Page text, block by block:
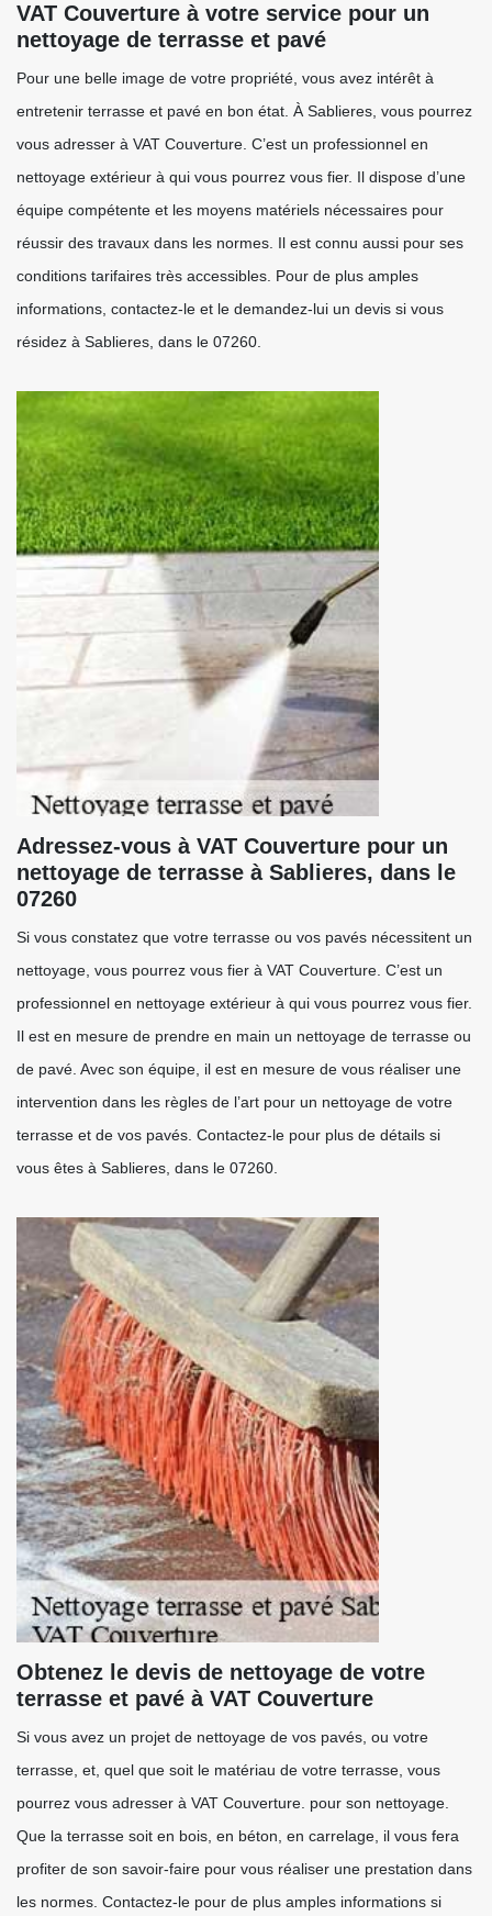
VAT Couverture à votre service pour un
nettoyage de terrasse et pavé
Pour une belle image de votre propriété, vous avez intérêt à
entretenir terrasse et pavé en bon état. À Sablieres, vous pourrez
vous adresser à VAT Couverture. C’est un professionnel en
nettoyage extérieur à qui vous pourrez vous fier. Il dispose d’une
équipe compétente et les moyens matériels nécessaires pour
réussir des travaux dans les normes. Il est connu aussi pour ses
conditions tarifaires très accessibles. Pour de plus amples
informations, contactez-le et le demandez-lui un devis si vous
résidez à Sablieres, dans le 07260.
Adressez-vous à VAT Couverture pour un
nettoyage de terrasse à Sablieres, dans le
07260
Si vous constatez que votre terrasse ou vos pavés nécessitent un
nettoyage, vous pourrez vous fier à VAT Couverture. C’est un
professionnel en nettoyage extérieur à qui vous pourrez vous fier.
Il est en mesure de prendre en main un nettoyage de terrasse ou
de pavé. Avec son équipe, il est en mesure de vous réaliser une
intervention dans les règles de l’art pour un nettoyage de votre
terrasse et de vos pavés. Contactez-le pour plus de détails si
vous êtes à Sablieres, dans le 07260.
Obtenez le devis de nettoyage de votre
terrasse et pavé à VAT Couverture
Si vous avez un projet de nettoyage de vos pavés, ou votre
terrasse, et, quel que soit le matériau de votre terrasse, vous
pourrez vous adresser à VAT Couverture. pour son nettoyage.
Que la terrasse soit en bois, en béton, en carrelage, il vous fera
profiter de son savoir-faire pour vous réaliser une prestation dans
les normes. Contactez-le pour de plus amples informations si